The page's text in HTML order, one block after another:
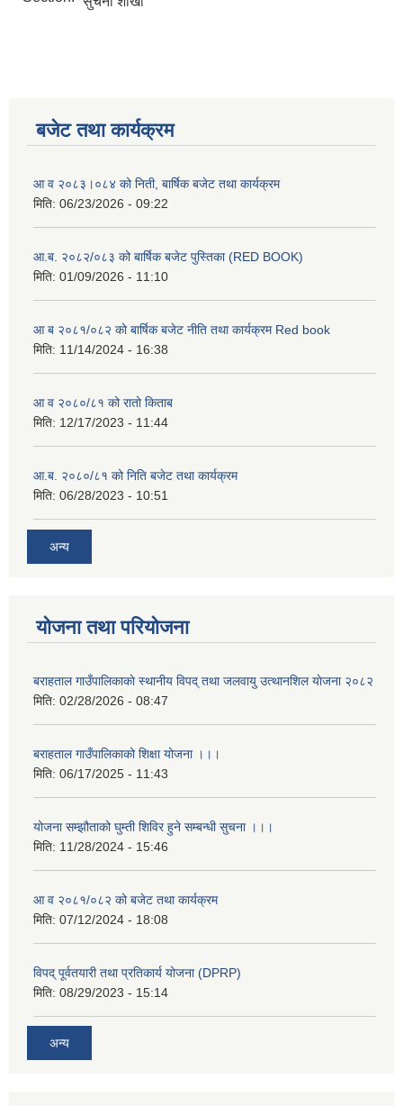
बजेट तथा कार्यक्रम
आ व २०८३।०८४ को निती, बार्षिक बजेट तथा कार्यक्रम
मिति: 06/23/2026 - 09:22
आ.ब. २०८२/०८३ को बार्षिक बजेट पुस्तिका (RED BOOK)
मिति: 01/09/2026 - 11:10
आ ब २०८१/०८२ को बार्षिक बजेट नीति तथा कार्यक्रम Red book
मिति: 11/14/2024 - 16:38
आ व २०८०/८१ को रातो किताब
मिति: 12/17/2023 - 11:44
आ.ब. २०८०/८१ को निति बजेट तथा कार्यक्रम
मिति: 06/28/2023 - 10:51
अन्य
योजना तथा परियोजना
बराहताल गाउँपालिकाकाे स्थानीय विपद् तथा जलवायु उत्थानशिल याेजना २०८२
मिति: 02/28/2026 - 08:47
बराहताल गाउँपालिकाको शिक्षा योजना ।।।
मिति: 06/17/2025 - 11:43
योजना सम्झौताको घुम्ती शिविर हुने सम्बन्धी सुचना ।।।
मिति: 11/28/2024 - 15:46
आ व २०८१/०८२ को बजेट तथा कार्यक्रम
मिति: 07/12/2024 - 18:08
विपद् पूर्वतयारी तथा प्रतिकार्य योजना (DPRP)
मिति: 08/29/2023 - 15:14
अन्य